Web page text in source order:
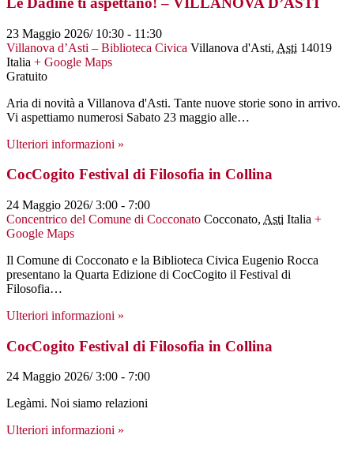
23 Maggio 2026/ 10:30 - 11:30
Villanova d’Asti – Biblioteca Civica Villanova d'Asti, Asti 14019
Italia + Google Maps
Gratuito
Aria di novità a Villanova d'Asti. Tante nuove storie sono in arrivo.
Vi aspettiamo numerosi Sabato 23 maggio alle…
Ulteriori informazioni »
CocCogito Festival di Filosofia in Collina
24 Maggio 2026/ 3:00 - 7:00
Concentrico del Comune di Cocconato Cocconato, Asti Italia +
Google Maps
Il Comune di Cocconato e la Biblioteca Civica Eugenio Rocca
presentano la Quarta Edizione di CocCogito il Festival di
Filosofia…
Ulteriori informazioni »
CocCogito Festival di Filosofia in Collina
24 Maggio 2026/ 3:00 - 7:00
Legàmi. Noi siamo relazioni
Ulteriori informazioni »